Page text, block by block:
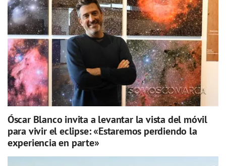
Óscar Blanco invita a levantar la vista del móvil
para vivir el eclipse: «Estaremos perdiendo la
experiencia en parte»